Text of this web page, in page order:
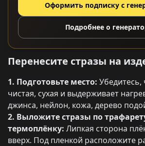
Оформить подписку с
Подробнее о
Перенесите стразы на
1. Подготовьте место: Убедитесь,
чистая, сухая и выдерживает
джинса, нейлон, кожа, дерево
2. Выложите стразы по
термоплёнку: Липкая сторона
вверх. Под пленкой расположите